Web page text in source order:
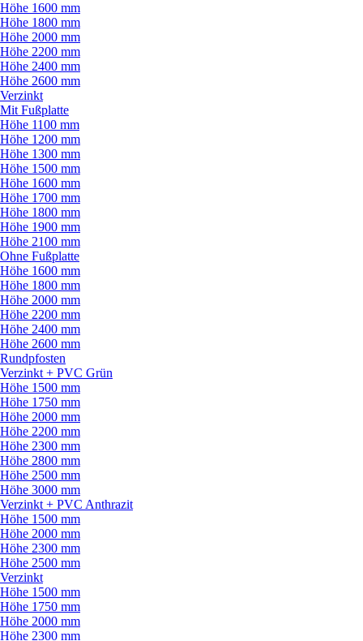
Höhe 1600 mm
Höhe 1800 mm
Höhe 2000 mm
Höhe 2200 mm
Höhe 2400 mm
Höhe 2600 mm
Verzinkt
Mit Fußplatte
Höhe 1100 mm
Höhe 1200 mm
Höhe 1300 mm
Höhe 1500 mm
Höhe 1600 mm
Höhe 1700 mm
Höhe 1800 mm
Höhe 1900 mm
Höhe 2100 mm
Ohne Fußplatte
Höhe 1600 mm
Höhe 1800 mm
Höhe 2000 mm
Höhe 2200 mm
Höhe 2400 mm
Höhe 2600 mm
Rundpfosten
Verzinkt + PVC Grün
Höhe 1500 mm
Höhe 1750 mm
Höhe 2000 mm
Höhe 2200 mm
Höhe 2300 mm
Höhe 2800 mm
Höhe 2500 mm
Höhe 3000 mm
Verzinkt + PVC Anthrazit
Höhe 1500 mm
Höhe 2000 mm
Höhe 2300 mm
Höhe 2500 mm
Verzinkt
Höhe 1500 mm
Höhe 1750 mm
Höhe 2000 mm
Höhe 2300 mm